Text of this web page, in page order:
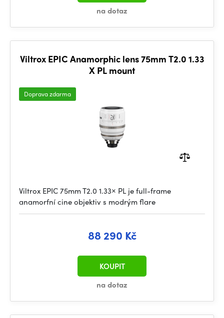
na dotaz
Viltrox EPIC Anamorphic lens 75mm T2.0 1.33
X PL mount
Doprava zdarma
Viltrox EPIC 75mm T2.0 1.33× PL je full-frame
anamorfní cine objektiv s modrým flare
88 290 Kč
na dotaz
KOUPIT